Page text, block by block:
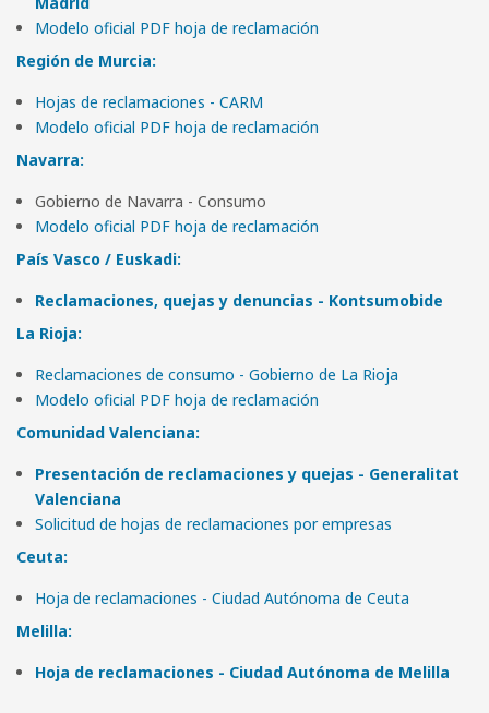
Modelo oficial PDF hoja de reclamación
Región de Murcia:
Hojas de reclamaciones - CARM
Modelo oficial PDF hoja de reclamación
Navarra:
Gobierno de Navarra - Consumo
Modelo oficial PDF hoja de reclamación
País Vasco / Euskadi:
Reclamaciones, quejas y denuncias - Kontsumobide
La Rioja:
Reclamaciones de consumo - Gobierno de La Rioja
Modelo oficial PDF hoja de reclamación
Comunidad Valenciana:
Presentación de reclamaciones y quejas - Generalitat
Valenciana
Solicitud de hojas de reclamaciones por empresas
Ceuta:
Hoja de reclamaciones - Ciudad Autónoma de Ceuta
Melilla:
Hoja de reclamaciones - Ciudad Autónoma de Melilla